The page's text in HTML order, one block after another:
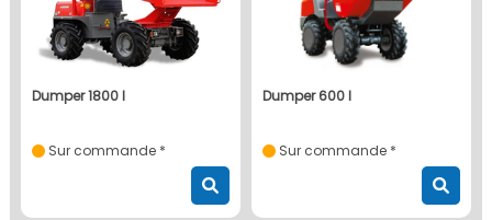
dumper 1800 l
Sur commande *
dumper 600 l
Sur commande *